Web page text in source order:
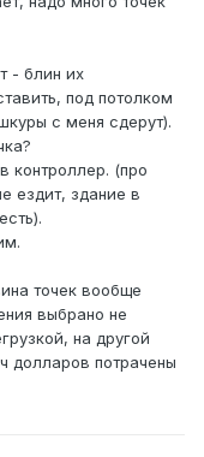
- блин их
под потолком
с меня сдерут).
контроллер. (про
ездит, здание в
точек вообще
выбрано не
на другой
долларов потрачены